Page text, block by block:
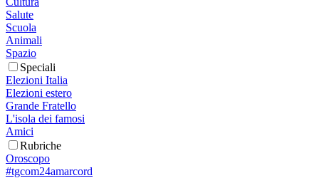
Salute
Scuola
Animali
Spazio
Speciali
Elezioni Italia
Elezioni estero
Grande Fratello
L'isola dei famosi
Amici
Rubriche
Oroscopo
#tgcom24amarcord